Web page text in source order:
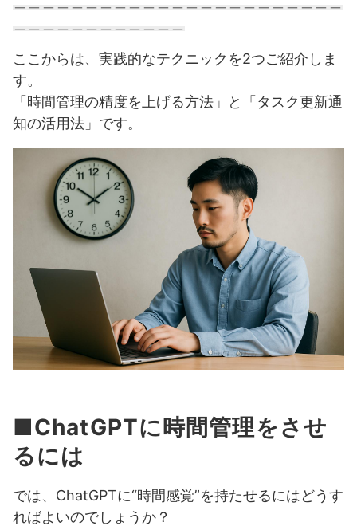
ここからは、実践的なテクニックを2つご紹介しま
す。
「時間管理の精度を上げる方法」と「タスク更新通
知の活用法」です。
■ChatGPTに時間管理をさせ
るには
では、ChatGPTに“時間感覚”を持たせるにはどうす
ればよいのでしょうか？